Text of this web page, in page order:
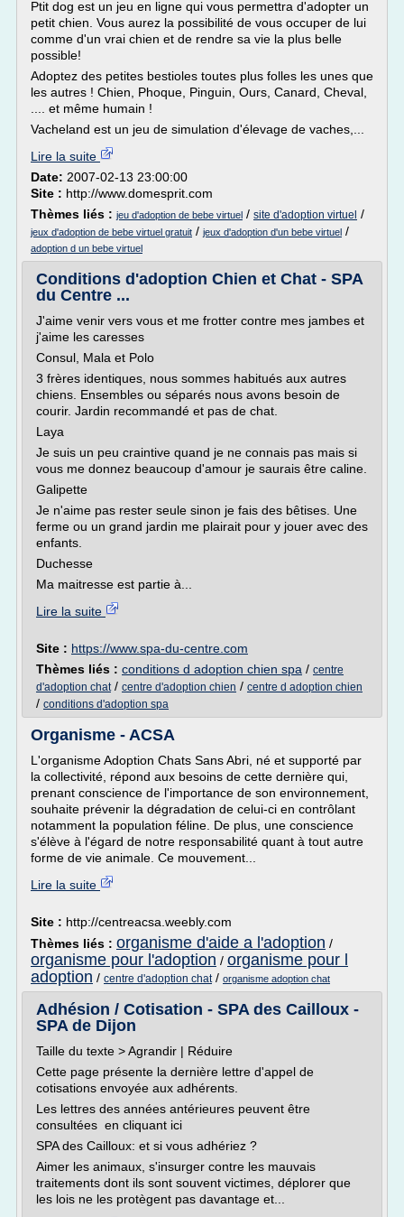
Ptit dog est un jeu en ligne qui vous permettra d'adopter un
petit chien. Vous aurez la possibilité de vous occuper de lui
comme d'un vrai chien et de rendre sa vie la plus belle
possible!
Adoptez des petites bestioles toutes plus folles les unes que
les autres ! Chien, Phoque, Pinguin, Ours, Canard, Cheval,
.... et même humain !
Vacheland est un jeu de simulation d'élevage de vaches,...
Lire la suite
Date: 2007-02-13 23:00:00
Site : http://www.domesprit.com
Thèmes liés : jeu d'adoption de bebe virtuel / site d'adoption virtuel /
jeux d'adoption de bebe virtuel gratuit / jeux d'adoption d'un bebe virtuel /
adoption d un bebe virtuel
Conditions d'adoption Chien et Chat - SPA
du Centre ...
J'aime venir vers vous et me frotter contre mes jambes et
j'aime les caresses
Consul, Mala et Polo
3 frères identiques, nous sommes habitués aux autres
chiens. Ensembles ou séparés nous avons besoin de
courir. Jardin recommandé et pas de chat.
Laya
Je suis un peu craintive quand je ne connais pas mais si
vous me donnez beaucoup d'amour je saurais être caline.
Galipette
Je n'aime pas rester seule sinon je fais des bêtises. Une
ferme ou un grand jardin me plairait pour y jouer avec des
enfants.
Duchesse
Ma maitresse est partie à...
Lire la suite
Site : https://www.spa-du-centre.com
Thèmes liés : conditions d adoption chien spa / centre
d'adoption chat/ centre d'adoption chien / centre d adoption chien
/ conditions d'adoption spa
Organisme - ACSA
L'organisme Adoption Chats Sans Abri, né et supporté par
la collectivité, répond aux besoins de cette dernière qui,
prenant conscience de l'importance de son environnement,
souhaite prévenir la dégradation de celui-ci en contrôlant
notamment la population féline. De plus, une conscience
s'élève à l'égard de notre responsabilité quant à tout autre
forme de vie animale. Ce mouvement...
Lire la suite
Site : http://centreacsa.weebly.com
Thèmes liés : organisme d'aide a l'adoption /
organisme pour l'adoption / organisme pour l
adoption / centre d'adoption chat/ organisme adoption chat
Adhésion / Cotisation - SPA des Cailloux -
SPA de Dijon
Taille du texte > Agrandir | Réduire
Cette page présente la dernière lettre d'appel de
cotisations envoyée aux adhérents.
Les lettres des années antérieures peuvent être
consultées en cliquant ici
SPA des Cailloux: et si vous adhériez ?
Aimer les animaux, s'insurger contre les mauvais
traitements dont ils sont souvent victimes, déplorer que
les lois ne les protègent pas davantage et...